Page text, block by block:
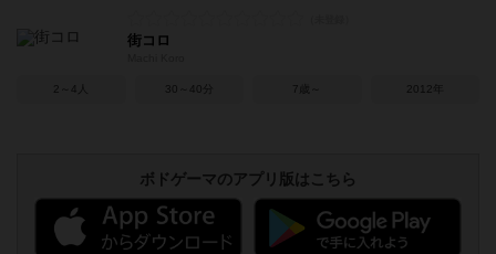
街コロ
2～4人 30～40分 7歳～ 2012年
ボドゲーマのアプリ版はこちら